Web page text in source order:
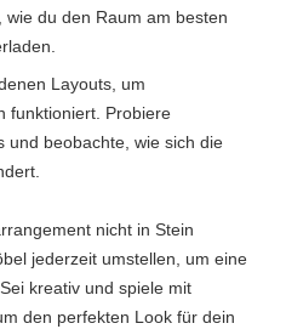
du den Raum am besten
Layouts, um
funktioniert. Probiere
und beobachte, wie sich die
nicht in Stein
jederzeit umstellen, um eine
kreativ und spiele mit
den perfekten Look für dein